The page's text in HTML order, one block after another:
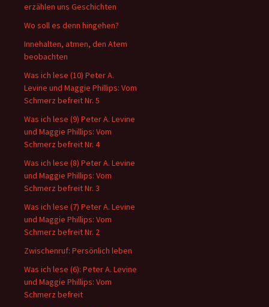
erzählen uns Geschichten
Wo soll es denn hingehen?
Innehalten, atmen, den Atem
beobachten
Was ich lese (10) Peter A.
Levine und Maggie Phillips: Vom
Schmerz befreit Nr. 5
Was ich lese (9) Peter A. Levine
und Maggie Phillips: Vom
Schmerz befreit Nr. 4
Was ich lese (8) Peter A. Levine
und Maggie Phillips: Vom
Schmerz befreit Nr. 3
Was ich lese (7) Peter A. Levine
und Maggie Phillips: Vom
Schmerz befreit Nr. 2
Zwischenruf: Persönlich leben
Was ich lese (6): Peter A. Levine
und Maggie Phillips: Vom
Schmerz befreit